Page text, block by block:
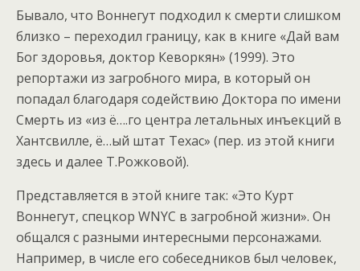
Бывало, что Воннегут подходил к смерти слишком
близко – переходил границу, как в книге «Дай вам
Бог здоровья, доктор Кеворкян» (1999). Это
репортажи из загробного мира, в который он
попадал благодаря содействию Доктора по имени
Смерть из «из ё….го центра летальных инъекций в
Хантсвилле, ё…ый штат Техас» (пер. из этой книги
здесь и далее Т.Рожковой).
Представляется в этой книге так: «Это Курт
Воннегут, спецкор WNYC в загробной жизни». Он
общался с разными интересными персонажами.
Например, в числе его собеседников был человек,